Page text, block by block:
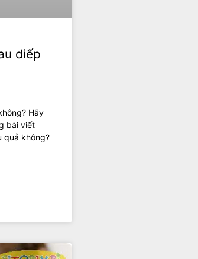
diếp
Hãy
bài viết
quả không?